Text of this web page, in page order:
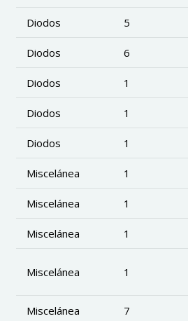
Diodos 5
Diodos 6
Diodos 1
Diodos 1
Diodos 1
Miscelánea 1
Miscelánea 1
Miscelánea 1
Miscelánea 1
Miscelánea 7